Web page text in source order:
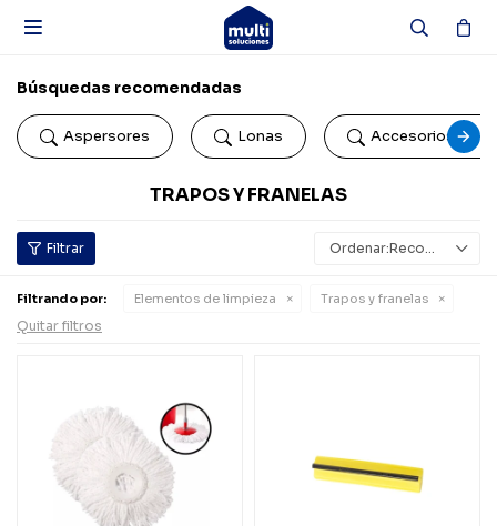

Búsquedas recomendadas
Aspersores Lonas Accesorios de
TRAPOS Y FRANELAS
Recomendados
Filtrando por: Elementos de limpieza Trapos y franelas
Quitar filtros